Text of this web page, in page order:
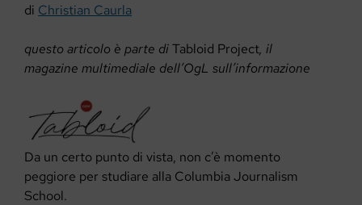
di Christian Caurla
questo articolo è parte diTabloid Project, il
magazine multimediale dell’OgL sull’informazione
Da un certo punto di vista, non c’è momento
peggiore per studiare alla Columbia Journalism
School.